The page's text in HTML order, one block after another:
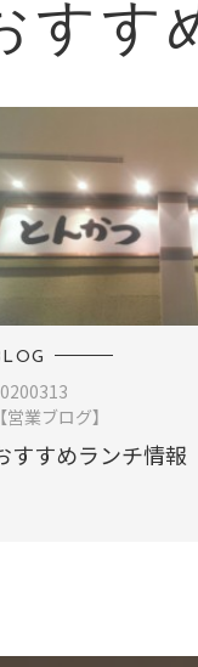
すす
【営業ブログ】
すすめランチ情